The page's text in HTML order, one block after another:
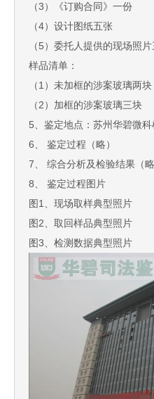
（3）《订购合同》一份
（4）设计图纸五张
（5）委托人提供的现场照
样品清单：
（1）未加框的涉案玻璃两块
（2）加框的涉案玻璃三块
5、鉴定地点：苏州华碧微
6、 鉴定过程（略）
7、 综合分析及检验结果（略
8、 鉴定过程图片
图1、现场取样典型照片
图2、取回样品典型照片
图3、检测数据典型照片